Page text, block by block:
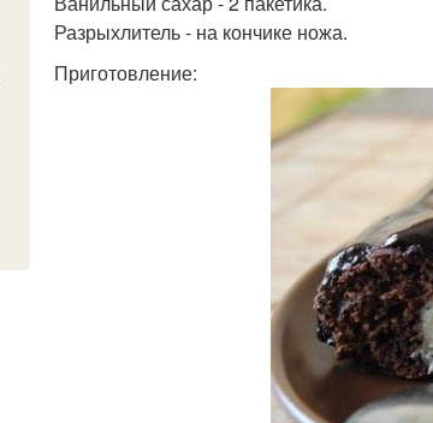
Разрыхлитель - на кончике ножа.
Приготовление: